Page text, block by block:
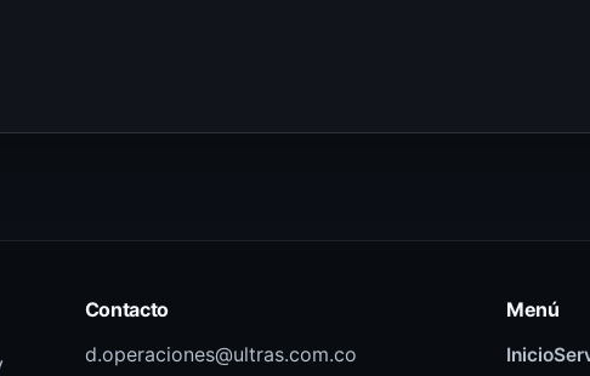
Contacto
d.operaciones@ultras.com.co
Menú
Inicio